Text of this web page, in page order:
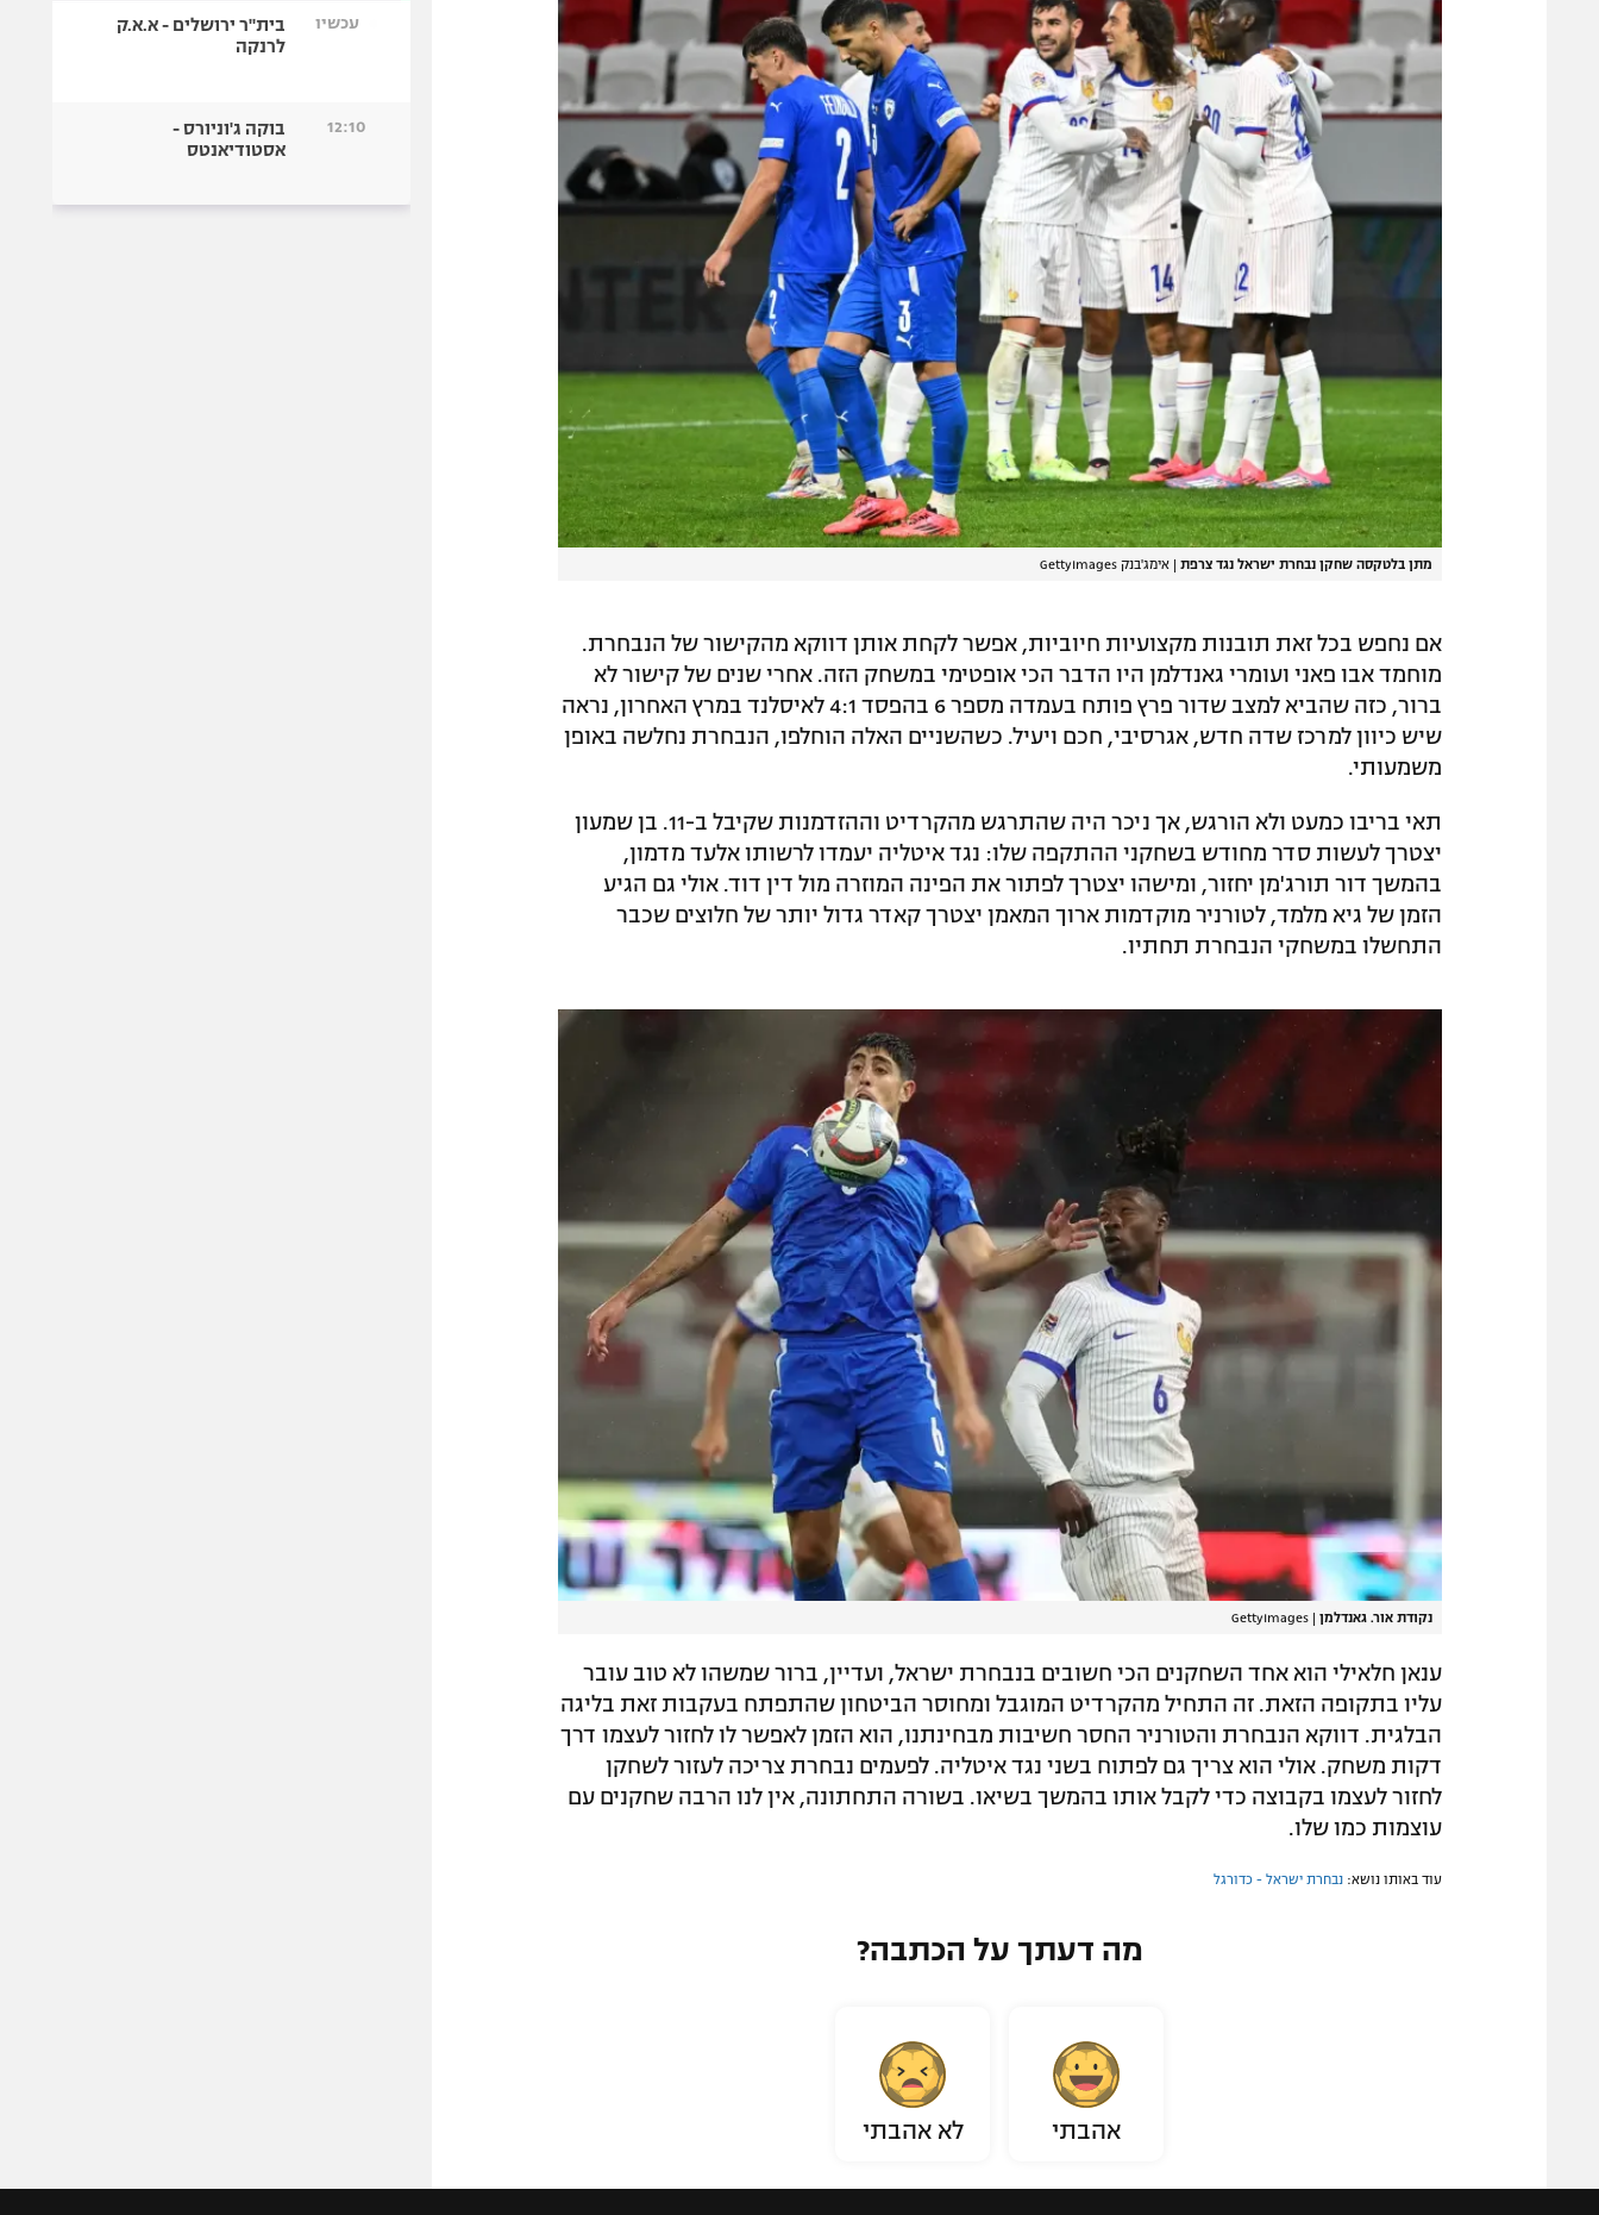
מתן בלטקסה שחקן נבחרת ישראל נגד צרפת | אימג'בנק GettyImages
אם נחפש בכל זאת תובנות מקצועיות חיוביות, אפשר לקחת אותן דווקא מהקישור של הנבחרת.
מוחמד אבו פאני ועומרי גאנדלמן היו הדבר הכי אופטימי במשחק הזה. אחרי שנים של קישור לא
ברור, כזה שהביא למצב שדור פרץ פותח בעמדה מספר 6 בהפסד 4:1 לאיסלנד במרץ האחרון, נראה
שיש כיוון למרכז שדה חדש, אגרסיבי, חכם ויעיל. כשהשניים האלה הוחלפו, הנבחרת נחלשה באופן
משמעותי.
תאי בריבו כמעט ולא הורגש, אך ניכר היה שהתרגש מהקרדיט וההזדמנות שקיבל ב-11. בן שמעון
יצטרך לעשות סדר מחודש בשחקני ההתקפה שלו: נגד איטליה יעמדו לרשותו אלעד מדמון,
בהמשך דור תורג'מן יחזור, ומישהו יצטרך לפתור את הפינה המוזרה מול דין דוד. אולי גם הגיע
הזמן של גיא מלמד, לטורניר מוקדמות ארוך המאמן יצטרך קאדר גדול יותר של חלוצים שכבר
התחשלו במשחקי הנבחרת תחתיו.
נקודת אור. גאנדלמן |
GettyImages
ענאן חלאילי הוא אחד השחקנים הכי חשובים בנבחרת ישראל, ועדיין, ברור שמשהו לא טוב עובר
עליו בתקופה הזאת. זה התחיל מהקרדיט המוגבל ומחוסר הביטחון שהתפתח בעקבות זאת בליגה
הבלגית. דווקא הנבחרת והטורניר החסר חשיבות מבחינתנו, הוא הזמן לאפשר לו לחזור לעצמו דרך
דקות משחק. אולי הוא צריך גם לפתוח בשני נגד איטליה. לפעמים נבחרת צריכה לעזור לשחקן
לחזור לעצמו בקבוצה כדי לקבל אותו בהמשך בשיאו. בשורה התחתונה, אין לנו הרבה שחקנים עם
עוצמות כמו שלו.
עוד באותו נושא: נבחרת ישראל - כדורגל
מה דעתך על הכתבה?
אהבתי לא אהבתי
עכשיו
בית"ר ירושלים - א.א.ק
לרנקה
12:10
בוקה ג'וניורס -
אסטודיאנטס